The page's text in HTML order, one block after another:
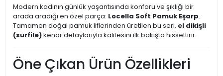
Modern kadının günlük yaşantısında konforu ve şıklığı bir
arada aradığı en özel parça: Locella Soft Pamuk Eşarp.
Tamamen doğal pamuk liflerinden üretilen bu seri, el dikişli
(surfile)kenar detaylarıyla kalitesini ilk bakışta hissettirir.
Öne Çıkan Ürün Özellikleri